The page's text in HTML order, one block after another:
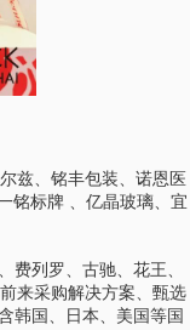
兹、铭丰包装、诺恩医
铭标牌 、亿晶玻璃、宜
费列罗、古驰、花王、
来采购解决方案、甄选
韩国、日本、美国等国